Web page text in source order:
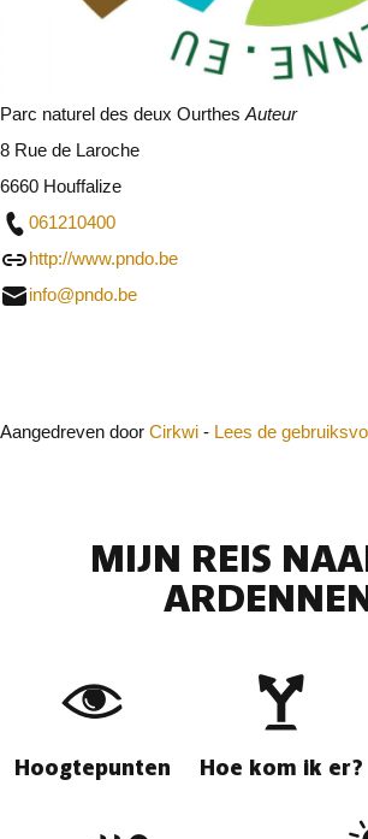
Parc naturel des deux Ourthes Auteur
8 Rue de Laroche
6660 Houffalize
061210400
http://www.pndo.be
info@pndo.be
Aangedreven door Cirkwi - Lees de
MIJN REIS
Hoogtepunten Hoe kom ik er?